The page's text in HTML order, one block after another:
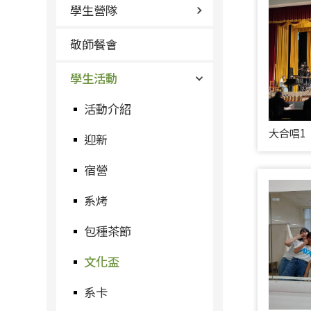
學生營隊
敬師餐會
學生活動
活動介紹
迎新
宿營
系烤
包種茶節
文化盃
系卡
大合唱1